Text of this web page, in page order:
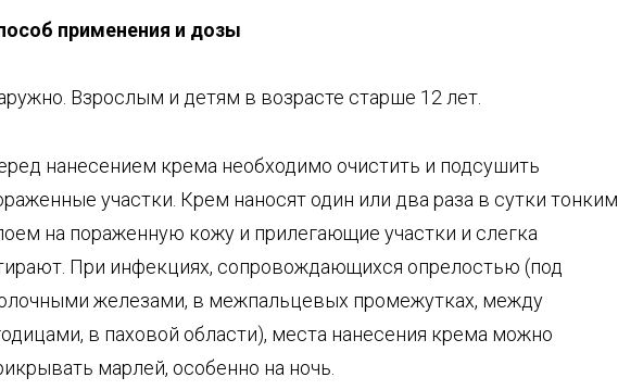
применения и дозы
Взрослым и детям в возрасте старше 12 лет.
нанесением крема необходимо очистить и подсушить
участки. Крем наносят один или два раза в сутки тонким
на пораженную кожу и прилегающие участки и слегка
При инфекциях, сопровождающихся опрелостью (под
железами, в межпальцевых промежутках, между
в паховой области), места нанесения крема можно
марлей, особенно на ночь.